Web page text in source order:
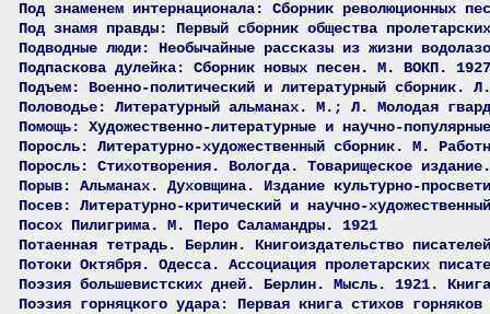
Под знаменем интернационала: Сборник революционных
Под знамя правды: Первый сборник общества
Подводные люди: Необычайные рассказы из жизни
Подпаскова дулейка: Сборник новых песен. М. ВОКП.
Подъем: Военно-политический и литературный сборник.
Половодье: Литературный альманах. М.; Л. Молодая
Помощь: Художественно-литературные и научно-
Поросль: Литературно-художественный сборник. М.
Поросль: Стихотворения. Вологда. Товарищеское
Порыв: Альманах. Духовщина. Издание культурно-
Посев: Литературно-критический и научно-
Посох Пилигрима. М. Перо Саламандры. 1921
Потаенная тетрадь. Берлин. Книгоиздательство
Потоки Октября. Одесса. Ассоциация пролетарских
Поэзия большевистских дней. Берлин. Мысль. 1921.
Поэзия горняцкого удара: Первая книга стихов